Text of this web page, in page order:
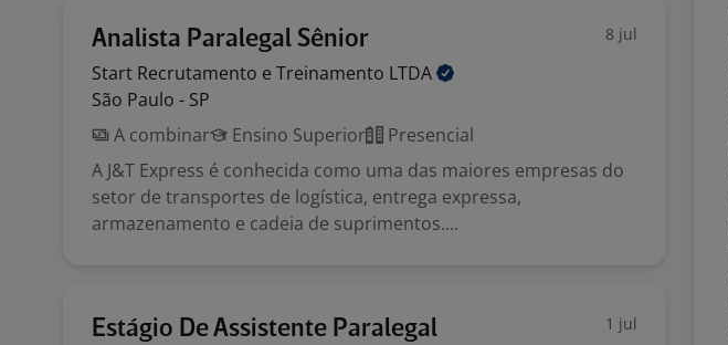
Analista Paralegal Sênior 8 jul
Start Recrutamento e Treinamento LTDA
São Paulo - SP
A combinar
Ensino Superior
Presencial
A J&T Express é conhecida como uma das maiores empresas do
setor de transportes de logística, entrega expressa,
armazenamento e cadeia de suprimentos....
Estágio De Assistente Paralegal 1 jul